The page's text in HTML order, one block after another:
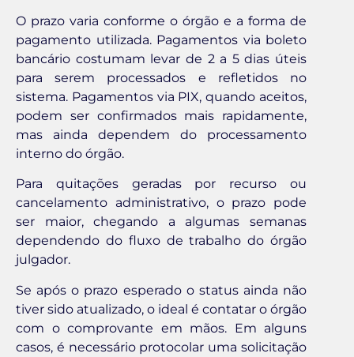
O prazo varia conforme o órgão e a forma de
pagamento utilizada. Pagamentos via boleto
bancário costumam levar de 2 a 5 dias úteis
para serem processados e refletidos no
sistema. Pagamentos via PIX, quando aceitos,
podem ser confirmados mais rapidamente,
mas ainda dependem do processamento
interno do órgão.
Para quitações geradas por recurso ou
cancelamento administrativo, o prazo pode
ser maior, chegando a algumas semanas
dependendo do fluxo de trabalho do órgão
julgador.
Se após o prazo esperado o status ainda não
tiver sido atualizado, o ideal é contatar o órgão
com o comprovante em mãos. Em alguns
casos, é necessário protocolar uma solicitação